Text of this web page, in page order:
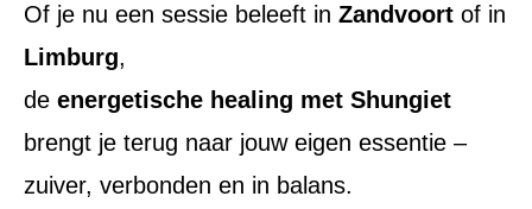
Of je nu een sessie beleeft in Zandvoort of in
Limburg,
de energetische healing met Shungiet
brengt je terug naar jouw eigen essentie –
zuiver, verbonden en in balans.